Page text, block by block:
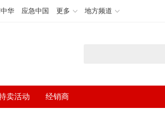
华 应急中国 更多 地方频道
卖活动 经销商